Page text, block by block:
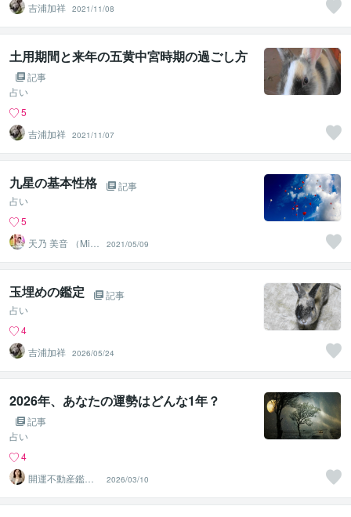
吉浦加祥 2021/11/08
土用期間と来年の五黄中宮時期の過ごし方
記事
占い
5
吉浦加祥 2021/11/07
九星の基本性格
記事
占い
5
天乃 美音 （Mi
o）Atelier天色
2021/05/09
玉埋めの鑑定
記事
占い
4
吉浦加祥 2026/05/24
2026年、あなたの運勢はどんな1年？
記事
占い
4
開運不動産鑑定
士 Ayaka
2026/03/10